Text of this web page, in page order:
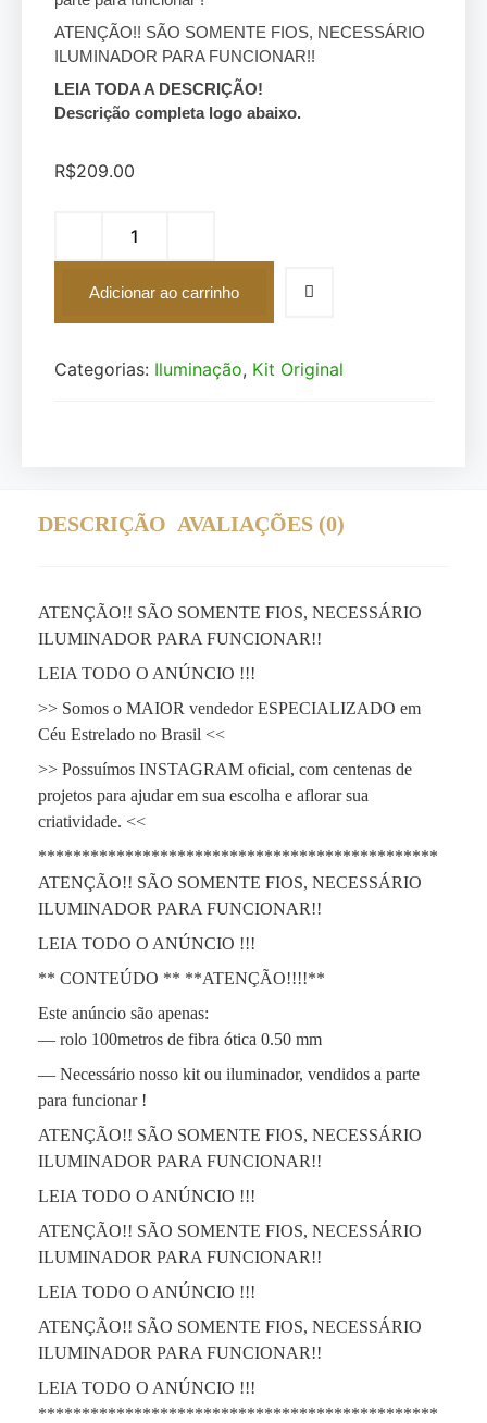
ATENÇÃO!! SÃO SOMENTE FIOS, NECESSÁRIO
ILUMINADOR PARA FUNCIONAR!!
LEIA TODA A DESCRIÇÃO!
Descrição completa logo abaixo.
R$209.00
Adicionar ao carrinho
Categorias: Iluminação, Kit Original
DESCRIÇÃO AVALIAÇÕES (0)
ATENÇÃO!! SÃO SOMENTE FIOS, NECESSÁRIO
ILUMINADOR PARA FUNCIONAR!!
LEIA TODO O ANÚNCIO !!!
>> Somos o MAIOR vendedor ESPECIALIZADO em
Céu Estrelado no Brasil <<
>> Possuímos INSTAGRAM oficial, com centenas de
projetos para ajudar em sua escolha e aflorar sua
criatividade. <<
**********************************************
ATENÇÃO!! SÃO SOMENTE FIOS, NECESSÁRIO
ILUMINADOR PARA FUNCIONAR!!
LEIA TODO O ANÚNCIO !!!
** CONTEÚDO ** **ATENÇÃO!!!!**
Este anúncio são apenas:
— rolo 100metros de fibra ótica 0.50 mm
— Necessário nosso kit ou iluminador, vendidos a parte
para funcionar !
ATENÇÃO!! SÃO SOMENTE FIOS, NECESSÁRIO
ILUMINADOR PARA FUNCIONAR!!
LEIA TODO O ANÚNCIO !!!
ATENÇÃO!! SÃO SOMENTE FIOS, NECESSÁRIO
ILUMINADOR PARA FUNCIONAR!!
LEIA TODO O ANÚNCIO !!!
ATENÇÃO!! SÃO SOMENTE FIOS, NECESSÁRIO
ILUMINADOR PARA FUNCIONAR!!
LEIA TODO O ANÚNCIO !!!
**********************************************